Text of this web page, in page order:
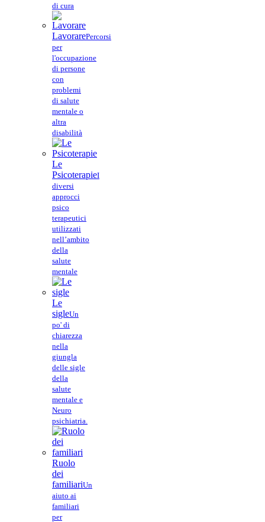
di cura
LavorarePercorsi
per
l'occupazione
di persone
con
problemi
di salute
mentale o
altra
disabilità
Le
PsicoterapieI
diversi
approcci
psico
terapeutici
utilizzati
nell’ambito
della
salute
mentale
Le
sigleUn
po' di
chiarezza
nella
giungla
delle sigle
della
salute
mentale e
Neuro
psichiatria.
Ruolo
dei
familiariUn
aiuto ai
familiari
per